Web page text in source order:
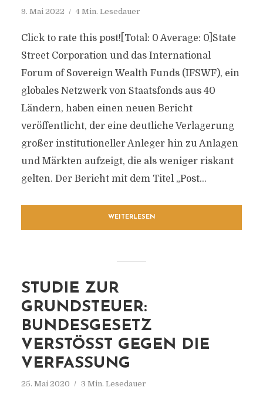
9. Mai 2022 4 Min. Lesedauer
Click to rate this post![Total: 0 Average: 0]State
Street Corporation und das International
Forum of Sovereign Wealth Funds (IFSWF), ein
globales Netzwerk von Staatsfonds aus 40
Ländern, haben einen neuen Bericht
veröffentlicht, der eine deutliche Verlagerung
großer institutioneller Anleger hin zu Anlagen
und Märkten aufzeigt, die als weniger riskant
gelten. Der Bericht mit dem Titel „Post...
WEITERLESEN
STUDIE ZUR
GRUNDSTEUER:
BUNDESGESETZ
VERSTÖSST GEGEN DIE V
ERFASSUNG
25. Mai 2020 3 Min. Lesedauer